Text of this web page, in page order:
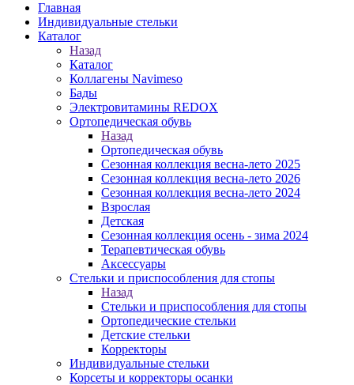
Главная
Индивидуальные стельки
Каталог
Назад
Каталог
Коллагены Navimeso
Бады
Электровитамины REDOX
Ортопедическая обувь
Назад
Ортопедическая обувь
Сезонная коллекция весна-лето 2025
Сезонная коллекция весна-лето 2026
Сезонная коллекция весна-лето 2024
Взрослая
Детская
Сезонная коллекция осень - зима 2024
Терапевтическая обувь
Аксессуары
Стельки и приспособления для стопы
Назад
Стельки и приспособления для стопы
Ортопедические стельки
Детские стельки
Корректоры
Индивидуальные стельки
Корсеты и корректоры осанки